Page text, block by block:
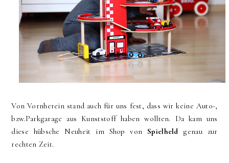
Von Vornherein stand auch für uns fest, dass wir keine Auto-,
bzw.Parkgarage aus Kunststoff haben wollten. Da kam uns
diese hübsche Neuheit im Shop von Spielheld genau zur
rechten Zeit.